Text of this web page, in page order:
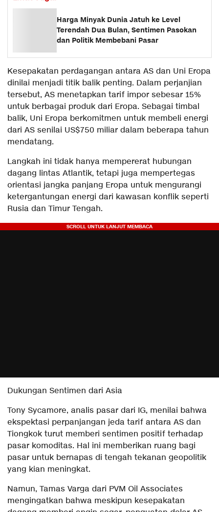
Harga Minyak Dunia Jatuh ke Level
Terendah Dua Bulan, Sentimen Pasokan
dan Politik Membebani Pasar
Kesepakatan perdagangan antara AS dan Uni Eropa
dinilai menjadi titik balik penting. Dalam perjanjian
tersebut, AS menetapkan tarif impor sebesar 15%
untuk berbagai produk dari Eropa. Sebagai timbal
balik, Uni Eropa berkomitmen untuk membeli energi
dari AS senilai US$750 miliar dalam beberapa tahun
mendatang.
Langkah ini tidak hanya mempererat hubungan
dagang lintas Atlantik, tetapi juga mempertegas
orientasi jangka panjang Eropa untuk mengurangi
ketergantungan energi dari kawasan konflik seperti
Rusia dan Timur Tengah.
Dukungan Sentimen dari Asia
Tony Sycamore, analis pasar dari IG, menilai bahwa
ekspektasi perpanjangan jeda tarif antara AS dan
Tiongkok turut memberi sentimen positif terhadap
pasar komoditas. Hal ini memberikan ruang bagi
pasar untuk bernapas di tengah tekanan geopolitik
yang kian meningkat.
Namun, Tamas Varga dari PVM Oil Associates
mengingatkan bahwa meskipun kesepakatan